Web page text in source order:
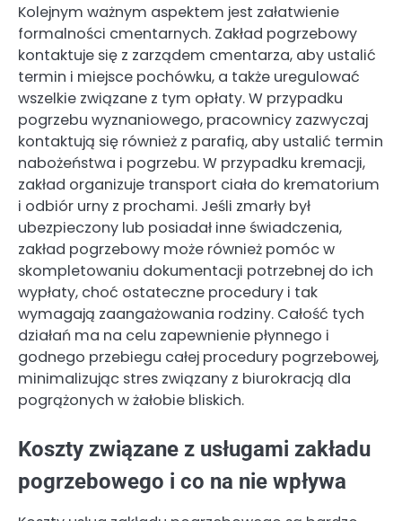
Kolejnym ważnym aspektem jest załatwienie
formalności cmentarnych. Zakład pogrzebowy
kontaktuje się z zarządem cmentarza, aby ustalić
termin i miejsce pochówku, a także uregulować
wszelkie związane z tym opłaty. W przypadku
pogrzebu wyznaniowego, pracownicy zazwyczaj
kontaktują się również z parafią, aby ustalić termin
nabożeństwa i pogrzebu. W przypadku kremacji,
zakład organizuje transport ciała do krematorium
i odbiór urny z prochami. Jeśli zmarły był
ubezpieczony lub posiadał inne świadczenia,
zakład pogrzebowy może również pomóc w
skompletowaniu dokumentacji potrzebnej do ich
wypłaty, choć ostateczne procedury i tak
wymagają zaangażowania rodziny. Całość tych
działań ma na celu zapewnienie płynnego i
godnego przebiegu całej procedury pogrzebowej,
minimalizując stres związany z biurokracją dla
pogrążonych w żałobie bliskich.
Koszty związane z usługami zakładu
pogrzebowego i co na nie wpływa